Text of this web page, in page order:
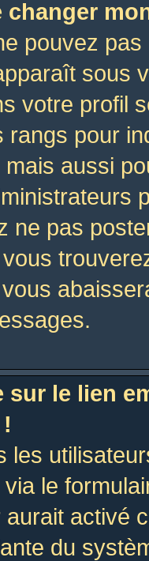
changer
pouvez
sous
votre profil
rangs pour
aussi
ne pas
sur le lien
les
le
activé
du